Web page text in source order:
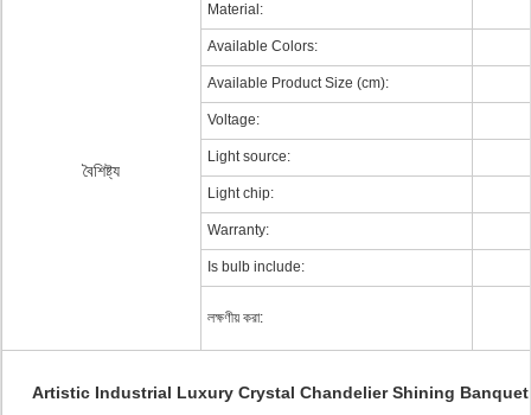
বৈশিষ্ট্য
Material:
Available Colors:
Available Product Size (cm):
Voltage:
Light source:
Light chip:
Warranty:
Is bulb include:
লক্ষণীয় করা:
Artistic Industrial Luxury Crystal Chandelier Shining